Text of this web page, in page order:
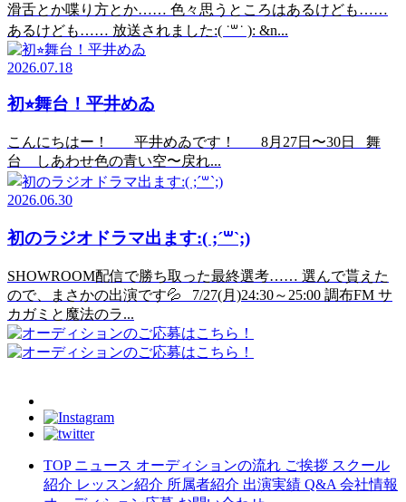
滑舌とか喋り方とか…… 色々思うところはあるけども……
あるけども…… 放送されました:( ˙꒳​˙ ): &n...
2026.07.18
初⭐︎舞台！平井めゐ
こんにちはー！ 平井めゐです！ 8月27日〜30日 舞
台 しあわせ色の青い空〜戻れ...
2026.06.30
初のラジオドラマ出ます:( ;´꒳`;)
SHOWROOM配信で勝ち取った最終選考…… 選んで貰えた
ので、まさかの出演です💦 7/27(月)24:30～25:00 調布FM サ
カガミと魔法のラ...
TOP ニュース オーディションの流れ ご挨拶 スクール
紹介 レッスン紹介 所属者紹介 出演実績 Q&A 会社情報